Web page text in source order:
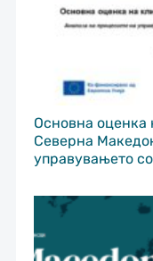
Основна оценка
Северна
управувањето